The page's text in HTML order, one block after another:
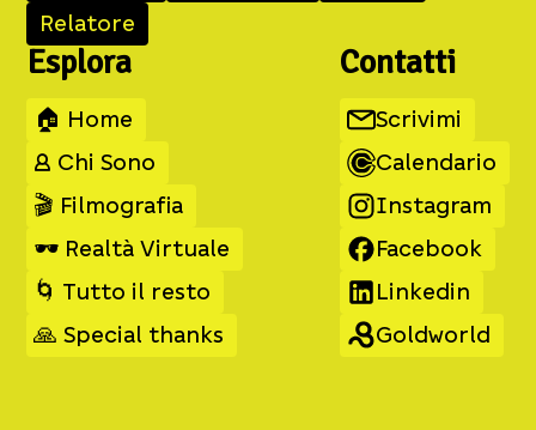
Relatore
Esplora
🏠 Home
👤 Chi Sono
🎬 Filmografia
🕶️ Realtà Virtuale
🌀 Tutto il resto
🙏 Special thanks
Contatti
Scrivimi
Calendario
Instagram
Facebook
Linkedin
Goldworld